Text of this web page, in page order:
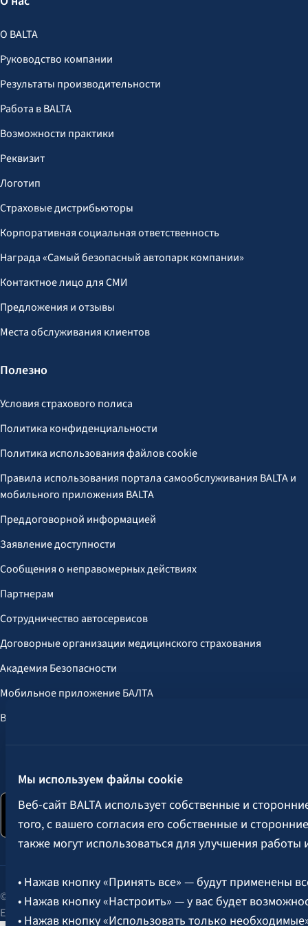
Мы используем файлы cookie
Веб-сайт BALTA использует собственные и
того, с вашего согласия его собственные и
также могут использоваться для улучшения работы
• Нажав кнопку «Принять все» — будут применены
• Нажав кнопку «Настроить» — у вас будет
• Нажав кнопку «Использовать только
О BALTA
Руководство компании
Результаты производительности
Работа в BALTA
Возможности практики
Реквизит
Логотип
Страховые дистрибьюторы
Корпоративная социальная ответственность
Награда «Самый безопасный автопарк компании»
Контактное лицо для СМИ
Предложения и отзывы
Места обслуживания клиентов
Полезно
Условия страхового полиса
Политика конфиденциальности
Политика использования файлов cookie
Правила использования портала самообслуживания BALTA и
мобильного приложения BALTA
Преддоговорной информацией
Заявление доступности
Сообщения о неправомерных действиях
Партнерам
Сотрудничество автосервисов
Договорные организации медицинского страхования
Академия Безопасности
Мобильное приложение БАЛТА
Выгоды для клиентов
© 2026 AAS BALTA | улица Сканстес 25, Рига, LV-1013, Латвия.
Единый рег. № 40003049409.